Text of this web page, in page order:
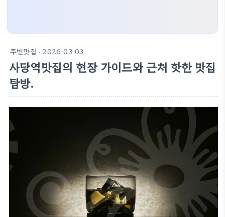
주변맛집 · 2026-03-03
사당역맛집의 현장 가이드와 근처 핫한 맛집
탐방.